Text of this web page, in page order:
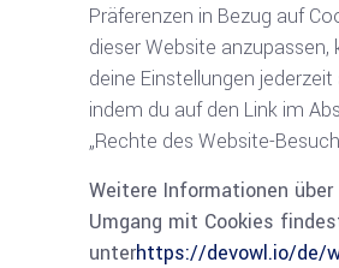
Präferenzen in Bezug auf
dieser Website anzupassen,
deine Einstellungen jederzeit
indem du auf den Link im
„Rechte des Website-
Weitere Informationen über
Umgang mit Cookies
unterhttps://devowl.io/de/